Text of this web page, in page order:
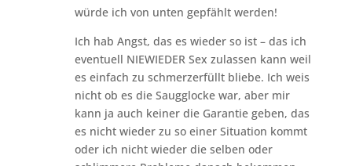
würde ich von unten gepfählt werden!
Ich hab Angst, das es wieder so ist – das ich
eventuell NIEWIEDER Sex zulassen kann weil
es einfach zu schmerzerfüllt bliebe. Ich weis
nicht ob es die Saugglocke war, aber mir
kann ja auch keiner die Garantie geben, das
es nicht wieder zu so einer Situation kommt
oder ich nicht wieder die selben oder